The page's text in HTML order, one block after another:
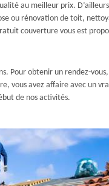
au meilleur prix.
ou rénovation de toit,
couverture vous est
Pour obtenir un rendez-
vous avez affaire avec un
de nos activités.